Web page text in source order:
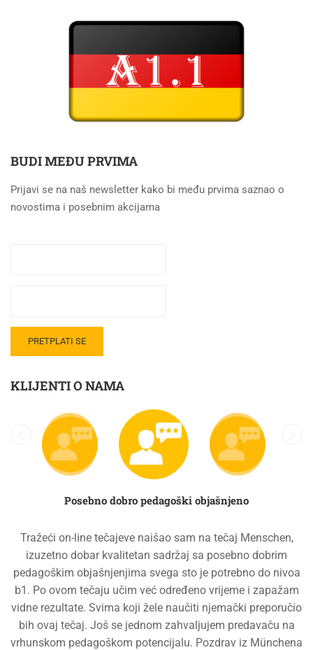
BUDI MEĐU PRVIMA
Prijavi se na naš newsletter kako bi među prvima saznao o
novostima i posebnim akcijama
KLIJENTI O NAMA
Posebno dobro pedagoški objašnjeno
Tražeći on-line tečajeve naišao sam na tečaj Menschen,
izuzetno dobar kvalitetan sadržaj sa posebno dobrim
pedagoškim objašnjenjima svega sto je potrebno do nivoa
b1. Po ovom tečaju učim već određeno vrijeme i zapažam
vidne rezultate. Svima koji žele naučiti njemački preporučio
bih ovaj tečaj. Još se jednom zahvaljujem predavaču na
vrhunskom pedagoškom potencijalu. Pozdrav iz Münchena